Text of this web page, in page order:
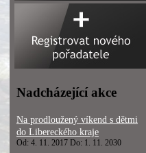
Nadcházející akce
Na prodloužený víkend s dětmi
do Libereckého kraje
Od: 4. 11. 2017 Do: 1. 11. 2030